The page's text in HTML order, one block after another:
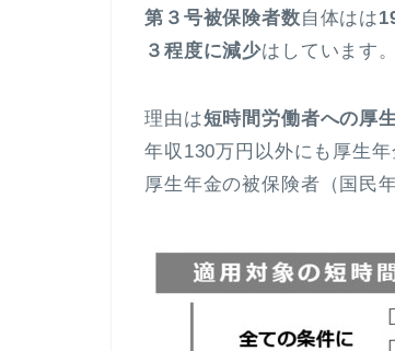
第３号被保険者数自体はは
３程度に減少はしています。
理由は短時間労働者への厚
年収130万円以外にも厚生
厚生年金の被保険者（国民